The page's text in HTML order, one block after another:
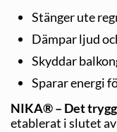
Stänger ute
Dämpar ljud
Skyddar
Sparar energi
NIKA® – Det
etablerat i slutet